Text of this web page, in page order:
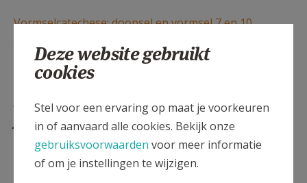
Vormselcatechese: doopsel en vormsel 7 en 10
Klinken op het nieuwe jaar: 11
januari 2026
Klinken op het nieuwe jaar
Deze website gebruikt
cookies
Stel voor een ervaring op maat je voorkeuren
in of aanvaard alle cookies. Bekijk onze
gebruiksvoorwaarden voor meer informatie
of om je instellingen te wijzigen.